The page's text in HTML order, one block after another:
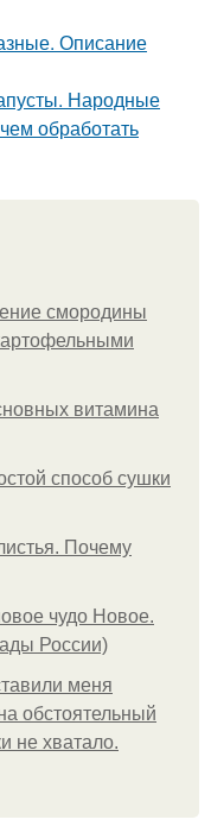
Описание
Народные
обработать
смородины
витамина
способ сушки
Почему
чудо Новое.
России)
меня
обстоятельный
не хватало.